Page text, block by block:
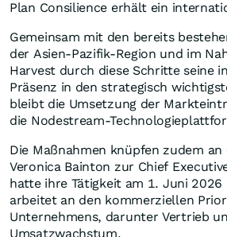
Plan Consilience erhält ein
Gemeinsam mit den bereits
der Asien-Pazifik-Region und im
Harvest durch diese Schritte seine
Präsenz in den strategisch
bleibt die Umsetzung der
die Nodestream-
Die Maßnahmen knüpfen zudem an
Veronica Bainton zur Chief
hatte ihre Tätigkeit am 1. Juni
arbeitet an den kommerziellen
Unternehmens, darunter Vertrieb
Umsatzwachstum.